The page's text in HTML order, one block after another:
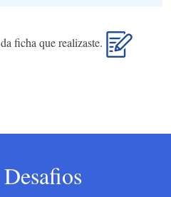
ficha que realizaste.